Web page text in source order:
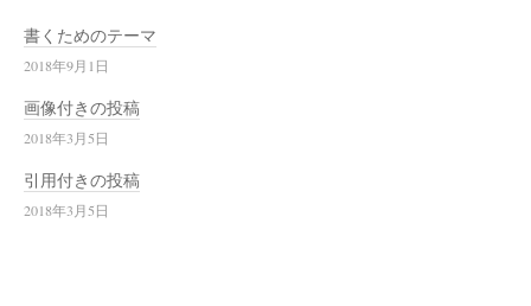
書くためのテーマ
2018年9月1日
画像付きの投稿
2018年3月5日
引用付きの投稿
2018年3月5日